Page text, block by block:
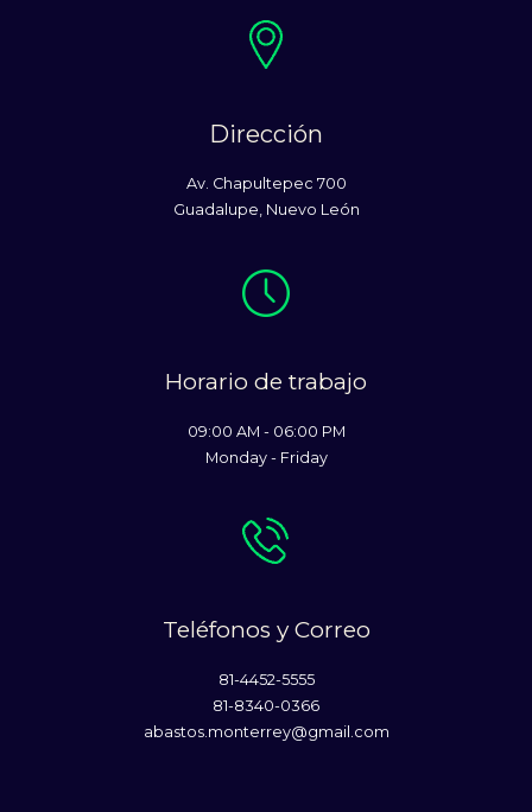
Dirección
Av. Chapultepec 700
Guadalupe, Nuevo León
Horario de trabajo
09:00 AM - 06:00 PM
Monday - Friday
Teléfonos y Correo
81-4452-5555
81-8340-0366
abastos.monterrey@gmail.com